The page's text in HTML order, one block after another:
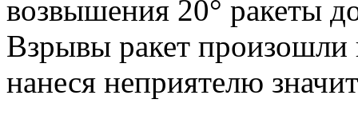
возвышения 20° ракеты
Взрывы ракет
нанеся неприятелю